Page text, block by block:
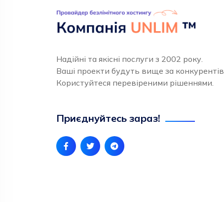
Надійні та якісні послуги з 2002 року.
Ваші проекти будуть вище за конкурентів.
Користуйтеся перевіреними рішеннями.
Приєднуйтесь зараз!